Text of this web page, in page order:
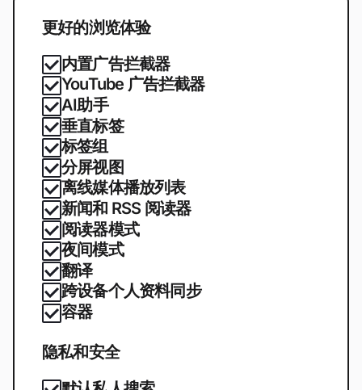
更好的浏览体验
内置广告拦截器
YouTube 广告拦截器
AI助手
垂直标签
标签组
分屏视图
离线媒体播放列表
新闻和 RSS 阅读器
阅读器模式
夜间模式
翻译
跨设备个人资料同步
容器
隐私和安全